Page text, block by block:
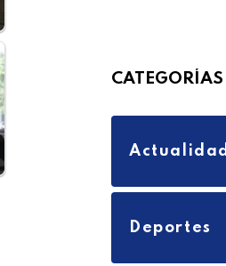
CATEGORÍAS
Actualidad
Deportes